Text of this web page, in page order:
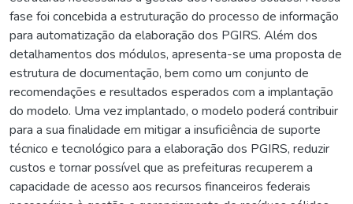
fase foi concebida a estruturação do processo de informação
para automatização da elaboração dos PGIRS. Além dos
detalhamentos dos módulos, apresenta-se uma proposta de
estrutura de documentação, bem como um conjunto de
recomendações e resultados esperados com a implantação
do modelo. Uma vez implantado, o modelo poderá contribuir
para a sua finalidade em mitigar a insuficiência de suporte
técnico e tecnológico para a elaboração dos PGIRS, reduzir
custos e tornar possível que as prefeituras recuperem a
capacidade de acesso aos recursos financeiros federais